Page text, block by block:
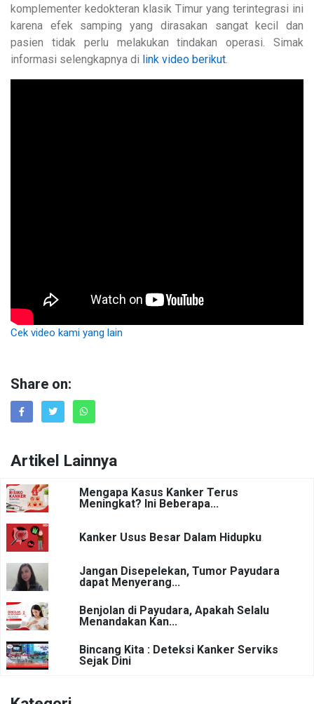
komplementer kedokteran klasik Timur yang terintegrasi ini
karena efek samping yang dirasakan sangat kecil dan
pasien tidak perlu melakukan tindakan operasi. Simak
informasi selengkapnya di link video berikut.
Cek video kami yang lain
Share on:
Artikel Lainnya
Mengapa Kasus Kanker Terus
Meningkat? Ini Beberapa...
Kanker Usus Besar Dalam Hidupku
Jangan Disepelekan, Tumor Payudara
dapat Menyerang...
Benjolan di Payudara, Apakah Selalu
Menandakan Kan...
Bincang Kita : Deteksi Kanker Serviks
Sejak Dini